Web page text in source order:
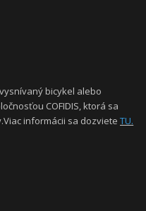
bicykel alebo
COFIDIS, ktorá sa
informácii sa dozvieteTU.